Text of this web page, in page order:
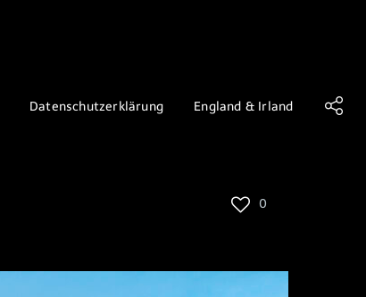
Datenschutzerklärung England & Irland
0